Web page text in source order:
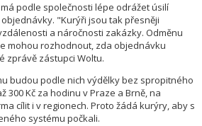
podle společnosti lépe odrážet úsilí
"Kurýři jsou tak přesněji
a náročnosti zakázky. Odměnu
mohou rozhodnout, zda objednávku
zprávě zástupci Woltu.
budou podle nich výdělky bez spropitného
300 Kč za hodinu v Praze a Brně, na
cílit i v regionech. Proto žádá kurýry, aby s
systému počkali.